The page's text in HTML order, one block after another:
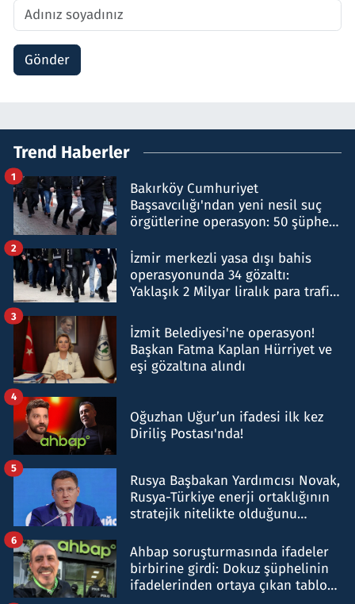
Gönder
Trend Haberler
Bakırköy Cumhuriyet
Başsavcılığı'ndan yeni nesil suç
örgütlerine operasyon: 50 şüpheli
1
İzmir merkezli yasa dışı bahis
operasyonunda 34 gözaltı:
Yaklaşık 2 Milyar liralık para trafiği
2
İzmit Belediyesi'ne operasyon!
Başkan Fatma Kaplan Hürriyet ve
eşi gözaltına alındı
3
Oğuzhan Uğur’un ifadesi ilk kez
Diriliş Postası'nda!
4
Rusya Başbakan Yardımcısı Novak,
Rusya-Türkiye enerji ortaklığının
stratejik nitelikte olduğunu
5
Ahbap soruşturmasında ifadeler
birbirine girdi: Dokuz şüphelinin
ifadelerinden ortaya çıkan tablo
6